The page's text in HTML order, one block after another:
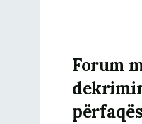
Forum